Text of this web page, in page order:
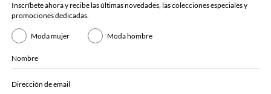
Inscríbete ahora y recibe las últimas novedades, las colecciones especiales y
promociones dedicadas.
Moda mujer Moda hombre
Nombre
Dirección de email